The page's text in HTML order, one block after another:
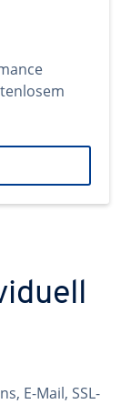
E-Mail, SSL-